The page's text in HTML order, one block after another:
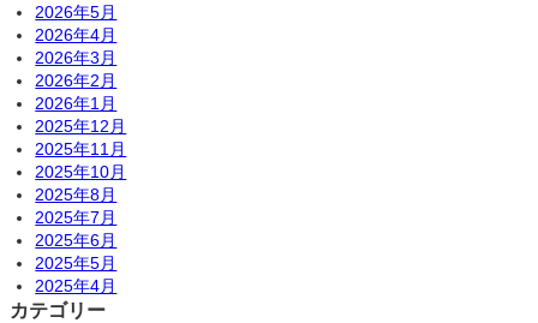
2026年5月
2026年4月
2026年3月
2026年2月
2026年1月
2025年12月
2025年11月
2025年10月
2025年8月
2025年7月
2025年6月
2025年5月
2025年4月
カテゴリー